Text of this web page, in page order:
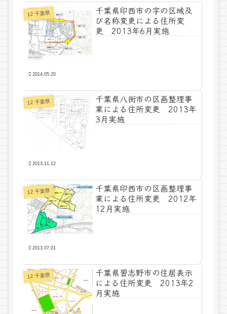
12 千葉県
千葉県印西市の字の区域及
び名称変更による住所変
更 2013年6月実施
2014.05.20
12 千葉県
千葉県八街市の区画整理事
業による住所変更 2013年
3月実施
2013.11.12
12 千葉県
千葉県印西市の区画整理事
業による住所変更 2012年
12月実施
2013.07.01
12 千葉県
千葉県習志野市の住居表示
による住所変更 2013年2
月実施